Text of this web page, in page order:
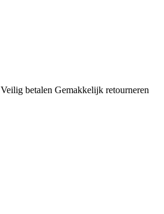
Veilig betalen Gemakkelijk retourneren